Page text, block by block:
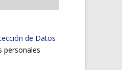
de Datos
personales